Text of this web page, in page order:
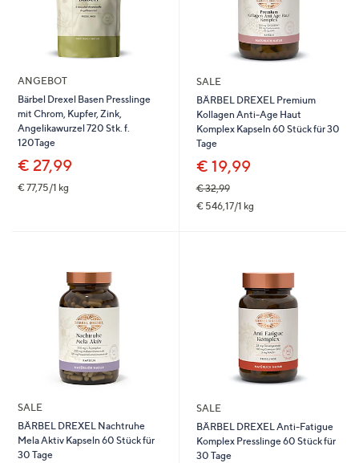
ANGEBOT
Bärbel Drexel Basen Presslinge
mit Chrom, Kupfer, Zink,
Angelikawurzel 720 Stk. f.
120Tage
€ 27,99
€ 77,75/1 kg
SALE
BÄRBEL DREXEL Premium
Kollagen Anti-Age Haut
Komplex Kapseln 60 Stück für 30
Tage
€ 19,99
€ 32,99
€ 546,17/1 kg
SALE
BÄRBEL DREXEL Nachtruhe
Mela Aktiv Kapseln 60 Stück für
30 Tage
SALE
BÄRBEL DREXEL Anti-Fatigue
Komplex Presslinge 60 Stück für
30 Tage